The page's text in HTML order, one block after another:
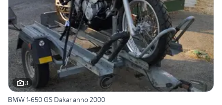
3
BMW f-650 GS Dakar anno 2000